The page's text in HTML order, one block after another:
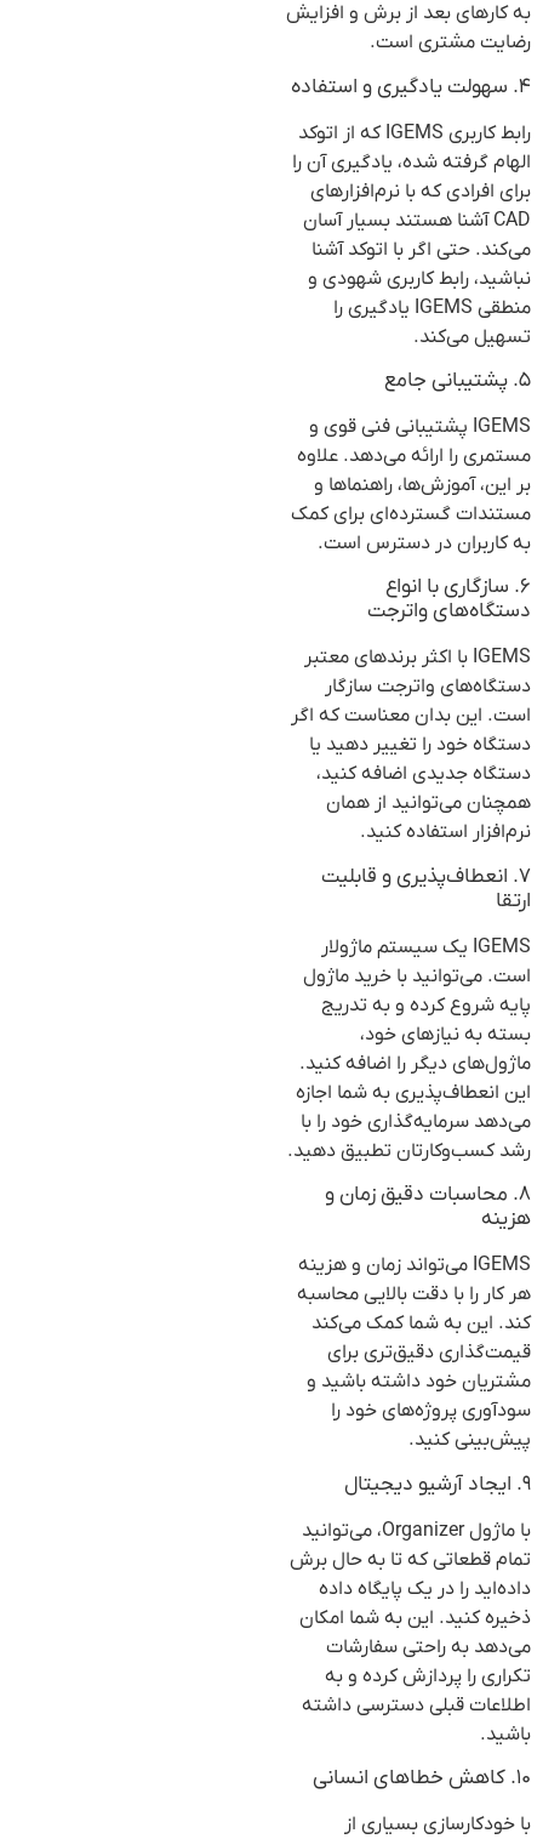
به کارهای بعد از برش و افزایش
رضایت مشتری است.
۴. سهولت یادگیری و استفاده
رابط کاربری IGEMS که از اتوکد
الهام گرفته شده، یادگیری آن را
برای افرادی که با نرم‌افزارهای
CAD آشنا هستند بسیار آسان
می‌کند. حتی اگر با اتوکد آشنا
نباشید، رابط کاربری شهودی و
منطقی IGEMS یادگیری را
تسهیل می‌کند.
۵. پشتیبانی جامع
IGEMS پشتیبانی فنی قوی و
مستمری را ارائه می‌دهد. علاوه
بر این، آموزش‌ها، راهنماها و
مستندات گسترده‌ای برای کمک
به کاربران در دسترس است.
۶. سازگاری با انواع
دستگاه‌های واترجت
IGEMS با اکثر برندهای معتبر
دستگاه‌های واترجت سازگار
است. این بدان معناست که اگر
دستگاه خود را تغییر دهید یا
دستگاه جدیدی اضافه کنید،
همچنان می‌توانید از همان
نرم‌افزار استفاده کنید.
۷. انعطاف‌پذیری و قابلیت
ارتقا
IGEMS یک سیستم ماژولار
است. می‌توانید با خرید ماژول
پایه شروع کرده و به تدریج
بسته به نیازهای خود،
ماژول‌های دیگر را اضافه کنید.
این انعطاف‌پذیری به شما اجازه
می‌دهد سرمایه‌گذاری خود را با
رشد کسب‌وکارتان تطبیق دهید.
۸. محاسبات دقیق زمان و
هزینه
IGEMS می‌تواند زمان و هزینه
هر کار را با دقت بالایی محاسبه
کند. این به شما کمک می‌کند
قیمت‌گذاری دقیق‌تری برای
مشتریان خود داشته باشید و
سودآوری پروژه‌های خود را
پیش‌بینی کنید.
۹. ایجاد آرشیو دیجیتال
با ماژول Organizer، می‌توانید
تمام قطعاتی که تا به حال برش
داده‌اید را در یک پایگاه داده
ذخیره کنید. این به شما امکان
می‌دهد به راحتی سفارشات
تکراری را پردازش کرده و به
اطلاعات قبلی دسترسی داشته
باشید.
۱۰. کاهش خطاهای انسانی
با خودکارسازی بسیاری از